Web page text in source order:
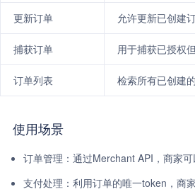
更新订单 允许更新已创建
捕获订单 用于捕获已授权
订单列表 检索所有已创建
使用场景
订单管理：通过Merchant API，商家
支付处理：利用订单的唯一token，商